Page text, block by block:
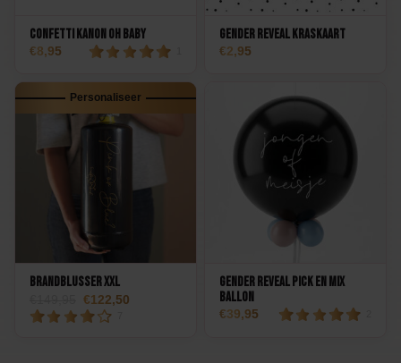
Confetti Kanon Oh Baby
8,95
Gender Reveal Kraskaart
2,95
Personaliseer
Brandblusser XXL
122,50
Gender Reveal Pick en Mix
Ballon
39,95